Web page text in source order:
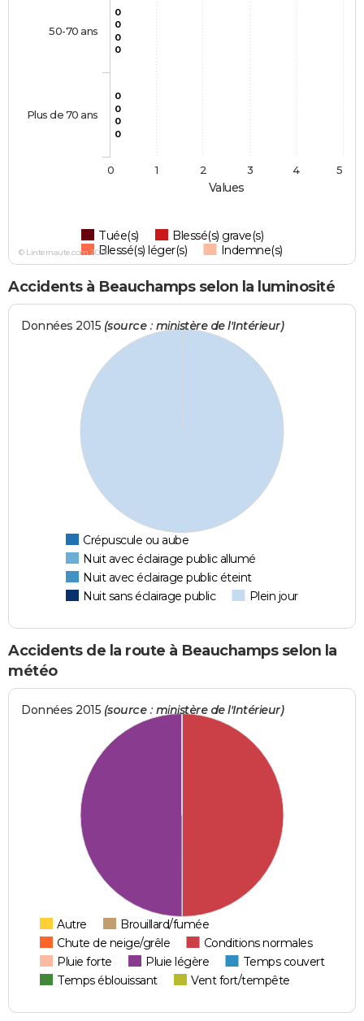
Values
0
0
0
0
0
0
0
0
Tuée(s)
Blessé(s) grave(s)
Blessé(s) léger(s)
Indemne(s)
50-70 ans
Plus de 70 ans
0 1 2 3 4 5
© Linternaute.com 2026
Accidents à Beauchamps selon la luminosité
Données 2015 (source : ministère de l'Intérieur)
Crépuscule ou aube
Nuit avec éclairage public allumé
Nuit avec éclairage public éteint
Nuit sans éclairage public
Plein jour
Accidents de la route à Beauchamps selon la
météo
Données 2015 (source : ministère de l'Intérieur)
Autre
Brouillard/fumée
Chute de neige/grêle
Conditions normales
Pluie forte
Pluie légère
Temps couvert
Temps éblouissant
Vent fort/tempête